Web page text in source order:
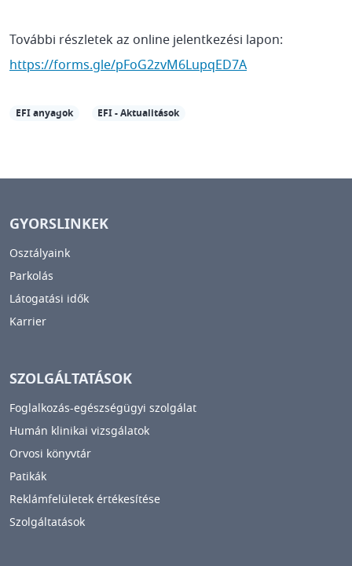
További részletek az online jelentkezési lapon:
https://forms.gle/pFoG2zvM6LupqED7A
EFI anyagok EFI - Aktualitások
GYORSLINKEK
Osztályaink
Parkolás
Látogatási idők
Karrier
SZOLGÁLTATÁSOK
Foglalkozás-egészségügyi szolgálat
Humán klinikai vizsgálatok
Orvosi könyvtár
Patikák
Reklámfelületek értékesítése
Szolgáltatások